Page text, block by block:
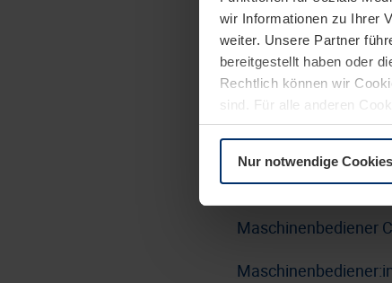
wir Informationen zu Ihrer
weiter. Unsere Partner
bereitgestellt haben oder
Rechtlich können wir
sind. Für alle anderen
Erläuterung auf der Seite
Nur notwendige
Lackierer:in
Bereich Haustürlinie-
Linux
LKW-Fahrer:in /
Maschinen- und
Maschinenbediener